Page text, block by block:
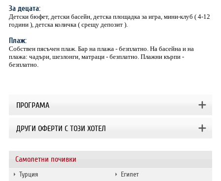
Самолетни почивки
Турция
Египет
За децата:
Детски бюфет, детски басейн, детска площадка за игра, мини-клуб ( 4-12
години ), детска количка ( срещу депозит ).
Плаж:
Собствен пясъчен плаж. Бар на плажа - безплатно. На басейна и на
плажа: чадъри, шезлонги, матраци - безплатно. Плажни кърпи -
безплатно.
ПРОГРАМА
ДРУГИ ОФЕРТИ С ТОЗИ ХОТЕЛ